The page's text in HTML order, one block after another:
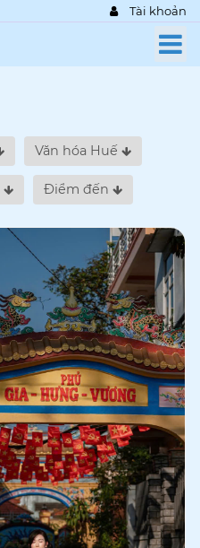
Tài khoản
Văn hóa Huế
Điểm đến